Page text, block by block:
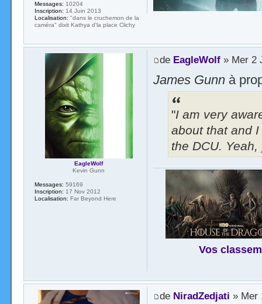
Messages: 10204
Inscription: 14 Juin 2013
Localisation: "dans le cruchemon de la
caméra" dixit Kathya d'la place Clichy
de EagleWolf» Mer 2
James Gunnà
"I am very
about that and
the DCU.
Vos
EagleWolf
Kevin Gunn
Messages: 59169
Inscription: 17 Nov 2012
Localisation: Far Beyond Here
de NiradZedjati » Mer